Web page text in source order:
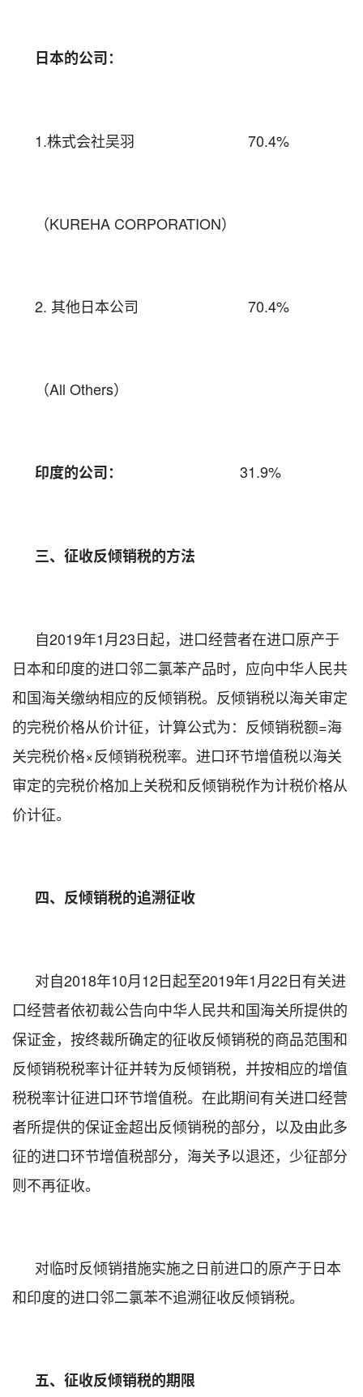
日本的公司：
1.株式会社吴羽 70.4%
（KUREHA CORPORATION）
2. 其他日本公司 70.4%
（All Others）
印度的公司： 31.9%
三、征收反倾销税的方法
自2019年1月23日起，进口经营者在进口原产于
日本和印度的进口邻二氯苯产品时，应向中华人民共
和国海关缴纳相应的反倾销税。反倾销税以海关审定
的完税价格从价计征，计算公式为：反倾销税额=海
关完税价格×反倾销税税率。进口环节增值税以海关
审定的完税价格加上关税和反倾销税作为计税价格从
价计征。
四、反倾销税的追溯征收
对自2018年10月12日起至2019年1月22日有关进
口经营者依初裁公告向中华人民共和国海关所提供的
保证金，按终裁所确定的征收反倾销税的商品范围和
反倾销税税率计征并转为反倾销税，并按相应的增值
税税率计征进口环节增值税。在此期间有关进口经营
者所提供的保证金超出反倾销税的部分，以及由此多
征的进口环节增值税部分，海关予以退还，少征部分
则不再征收。
对临时反倾销措施实施之日前进口的原产于日本
和印度的进口邻二氯苯不追溯征收反倾销税。
五、征收反倾销税的期限